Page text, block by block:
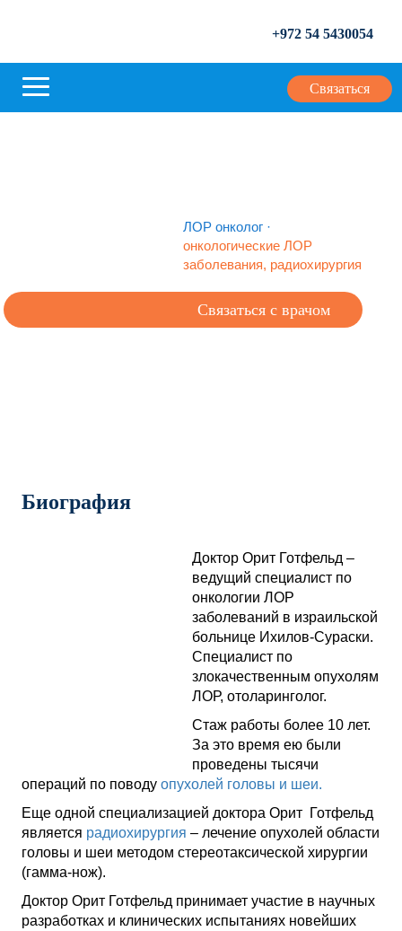
+972 54 5430054
Связаться
ЛОР онколог ·
онкологические ЛОР
заболевания, радиохирургия
Связаться с врачом
Биография
Доктор Орит Готфельд –
ведущий специалист по
онкологии ЛОР
заболеваний в израильской
больнице Ихилов-Сураски.
Специалист по
злокачественным опухолям
ЛОР, отоларинголог.
Стаж работы более 10 лет.
За это время ею были
проведены тысячи
операций по поводу опухолей головы и шеи.
Еще одной специализацией доктора Орит Готфельд
является радиохирургия – лечение опухолей области
головы и шеи методом стереотаксической хирургии
(гамма-нож).
Доктор Орит Готфельд принимает участие в научных
разработках и клинических испытаниях новейших